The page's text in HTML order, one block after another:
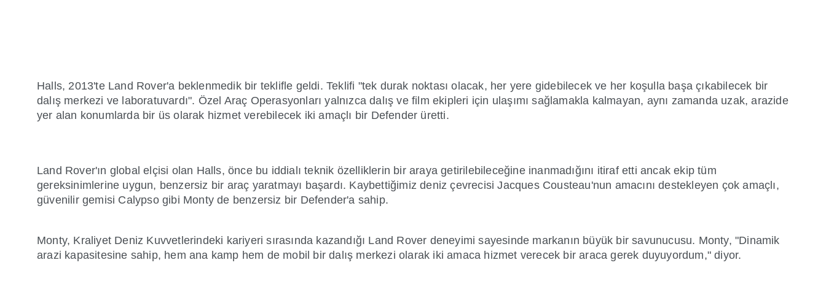
Halls, 2013'te Land Rover'a beklenmedik bir teklifle geldi. Teklifi "tek durak noktası olacak, her yere gidebilecek ve her koşulla başa çıkabilecek bir
dalış merkezi ve laboratuvardı". Özel Araç Operasyonları yalnızca dalış ve film ekipleri için ulaşımı sağlamakla kalmayan, aynı zamanda uzak, arazide
yer alan konumlarda bir üs olarak hizmet verebilecek iki amaçlı bir Defender üretti.
Land Rover'ın global elçisi olan Halls, önce bu iddialı teknik özelliklerin bir araya getirilebileceğine inanmadığını itiraf etti ancak ekip tüm
gereksinimlerine uygun, benzersiz bir araç yaratmayı başardı. Kaybettiğimiz deniz çevrecisi Jacques Cousteau'nun amacını destekleyen çok amaçlı,
güvenilir gemisi Calypso gibi Monty de benzersiz bir Defender'a sahip.
Monty, Kraliyet Deniz Kuvvetlerindeki kariyeri sırasında kazandığı Land Rover deneyimi sayesinde markanın büyük bir savunucusu. Monty, "Dinamik
arazi kapasitesine sahip, hem ana kamp hem de mobil bir dalış merkezi olarak iki amaca hizmet verecek bir araca gerek duyuyordum," diyor.